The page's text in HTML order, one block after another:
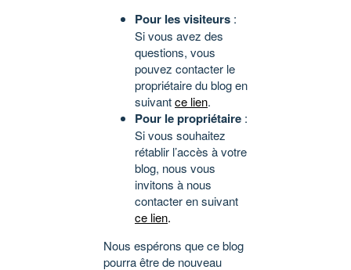
Pour les visiteurs :
Si vous avez des
questions, vous
pouvez contacter le
propriétaire du blog en
suivantce lien.
Pour le propriétaire :
Si vous souhaitez
rétablir l’accès à votre
blog, nous vous
invitons à nous
contacter en suivant
ce lien.
Nous espérons que ce blog
pourra être de nouveau